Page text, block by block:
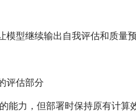
模型继续输出自我评估和质量
评估部分
能力，但部署时保持原有计算